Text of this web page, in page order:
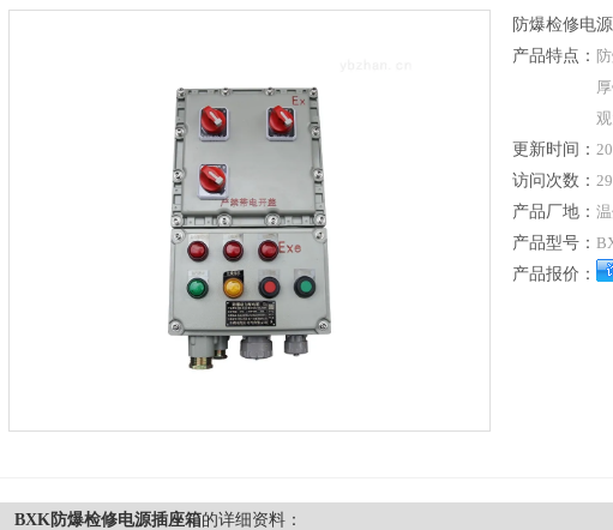
防爆检修电
产品特点：
更新时间：
访问次数：
产品厂地：
产品型号：
产品报价：
BXK防爆检修电源插座箱的详细资料：